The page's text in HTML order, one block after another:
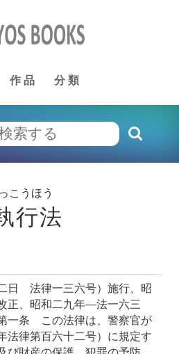
作品 分類
こうほう
行法
日 法律一三六号）施行、昭
正、昭和二九年—法一六三
一条 この法律は、警察官が
法律第百六十二号）に規定す